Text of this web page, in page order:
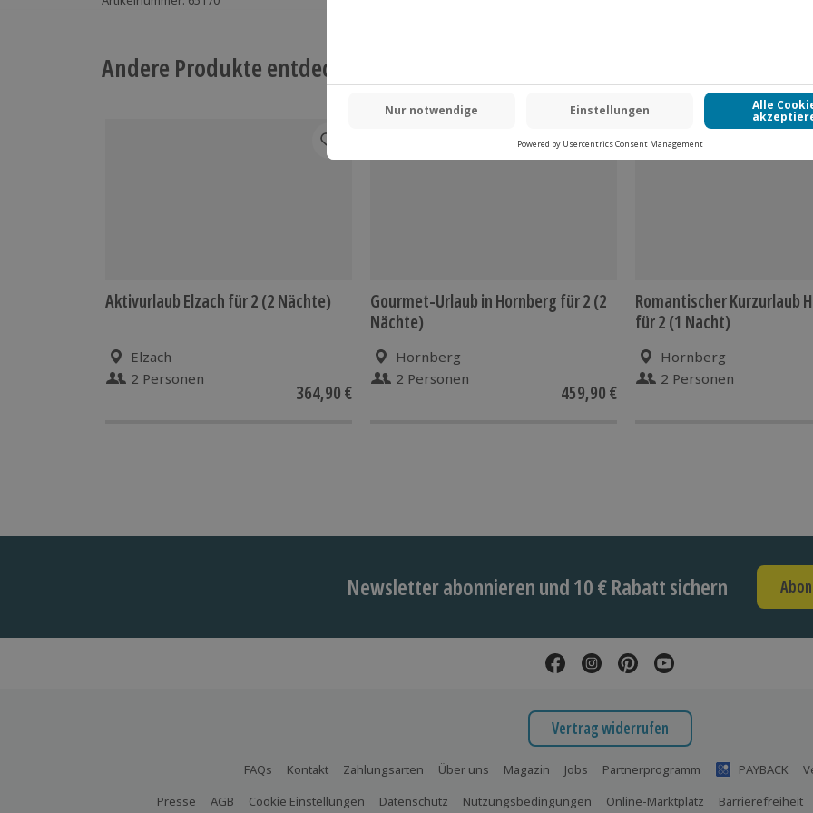
Andere Produkte entdecken
Aktivurlaub Elzach für 2 (2 Nächte)
Elzach
2 Personen
364,90 €
Gourmet-Urlaub in Hornberg für 2 (2
Nächte)
Hornberg
2 Personen
459,90 €
Romantischer Kurzurlaub
für 2 (1 Nacht)
Hornberg
2 Personen
Newsletter abonnieren und 10 € Rabatt sichern
Vertrag widerrufen
FAQs Kontakt Zahlungsarten Über uns Magazin Jobs Partnerprogramm PAYBACK
Presse
AGB Cookie Einstellungen Datenschutz Nutzungsbedingungen Online-Marktplatz Barrierefreiheit